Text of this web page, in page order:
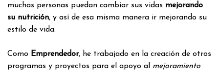
muchas personas puedan cambiar sus vidas mejorando
su nutrición, y así de esa misma manera ir mejorando su
estilo de vida.
Como Emprendedor, he trabajado en la creación de otros
programas y proyectos para el apoyo al mejoramiento